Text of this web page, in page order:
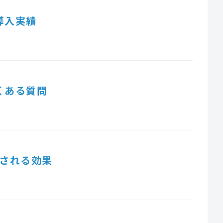
入実績
ある質問
れる効果